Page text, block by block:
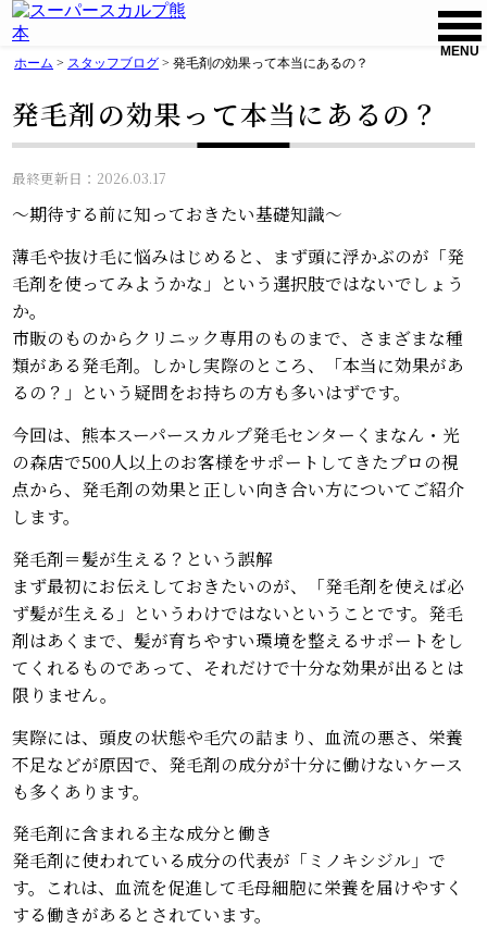
MENU
ホーム > スタッフブログ >発毛剤の効果って本当にあるの？
発毛剤の効果って本当にあるの？
最終更新日：2026.03.17
〜期待する前に知っておきたい基礎知識〜
薄毛や抜け毛に悩みはじめると、まず頭に浮かぶのが「発
毛剤を使ってみようかな」という選択肢ではないでしょう
か。
市販のものからクリニック専用のものまで、さまざまな種
類がある発毛剤。しかし実際のところ、「本当に効果があ
るの？」という疑問をお持ちの方も多いはずです。
今回は、熊本スーパースカルプ発毛センターくまなん・光
の森店で500人以上のお客様をサポートしてきたプロの視
点から、発毛剤の効果と正しい向き合い方についてご紹介
します。
発毛剤＝髪が生える？という誤解
まず最初にお伝えしておきたいのが、「発毛剤を使えば必
ず髪が生える」というわけではないということです。発毛
剤はあくまで、髪が育ちやすい環境を整えるサポートをし
てくれるものであって、それだけで十分な効果が出るとは
限りません。
実際には、頭皮の状態や毛穴の詰まり、血流の悪さ、栄養
不足などが原因で、発毛剤の成分が十分に働けないケース
も多くあります。
発毛剤に含まれる主な成分と働き
発毛剤に使われている成分の代表が「ミノキシジル」で
す。これは、血流を促進して毛母細胞に栄養を届けやすく
する働きがあるとされています。